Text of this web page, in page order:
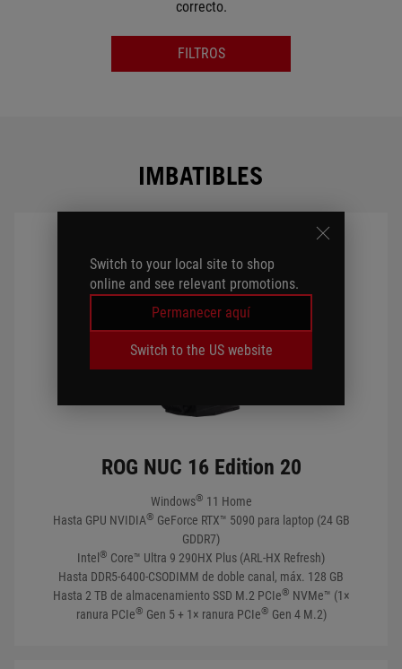
Switch to your local site to shop
online and see relevant promotions.
Permanecer aquí
Switch to the US website
correcto.
CPU COOLING
TRANSPARENT SIDE PANEL
FILTROS
IMBATIBLES
ROG NUC 16 Edition 20
Windows® 11 Home
Hasta GPU NVIDIA® GeForce RTX™ 5090 para laptop (24 GB
GDDR7)
Intel ® Core™ Ultra 9 290HX Plus (ARL-HX Refresh)
Hasta DDR5-6400-CSODIMM de doble canal, máx. 128 GB
Hasta 2 TB de almacenamiento SSD M.2 PCIe® NVMe™ (1×
ranura PCIe® Gen 5 + 1× ranura PCIe® Gen 4 M.2)